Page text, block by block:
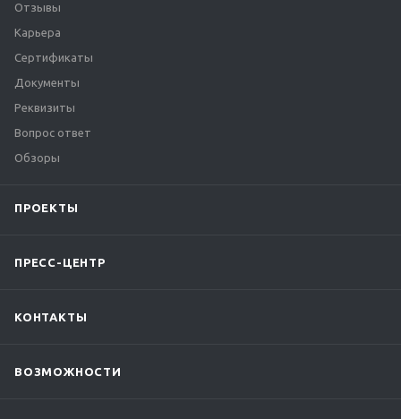
Отзывы
Карьера
Сертификаты
Документы
Реквизиты
Вопрос ответ
Обзоры
ПРОЕКТЫ
ПРЕСС-ЦЕНТР
КОНТАКТЫ
ВОЗМОЖНОСТИ